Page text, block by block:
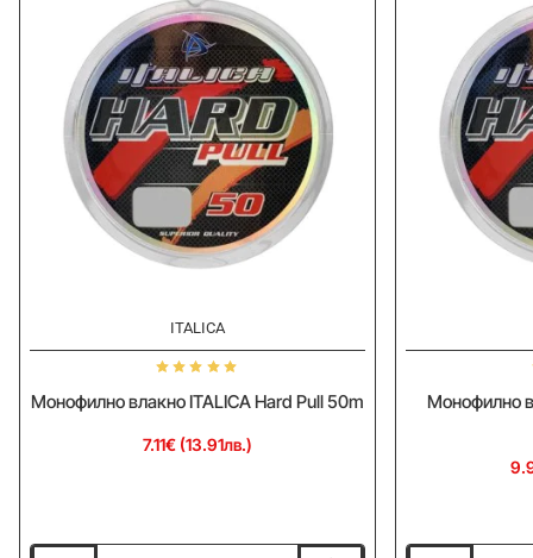
ITALICA
Монофилно влакно ITALICA Hard Pull 50m
7.11€ (13.91лв.)
Монофилно